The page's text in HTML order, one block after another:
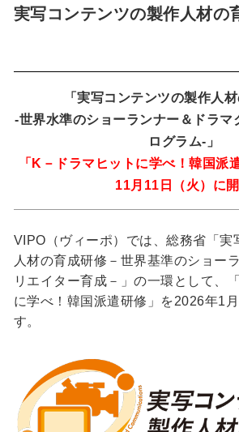
実写コンテンツの製作人材の
「実写コンテンツの製作人
-世界水準のショーランナー＆ドラマ
ログラム-」
「K－ドラマヒットに学べ！韓国派
11月11日（火）に
VIPO（ヴィーポ）では、総務省「実
人材の育成研修－世界基準のショー
リエイター育成－」の一環として、
に学べ！韓国派遣研修」を2026年1
す。